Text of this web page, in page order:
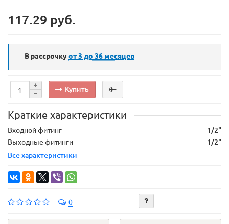
117.29 руб.
В рассрочкуот 3 до 36 месяцев
Купить
Краткие характеристики
Входной фитинг 1/2"
Выходные фитинги
1/2"
Все характеристики
0